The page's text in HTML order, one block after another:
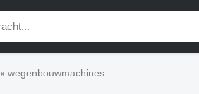
wegenbouwmachines